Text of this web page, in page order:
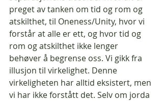
preget av tanken om tid og rom og
atskilthet, til Oneness/Unity, hvor vi
forstår at alle er ett, og hvor tid og
rom og atskilthet ikke lenger
behøver å begrense oss. Vi gikk fra
illusjon til virkelighet. Denne
virkeligheten har alltid eksistert, men
vi har ikke forstått det. Selv om jorda